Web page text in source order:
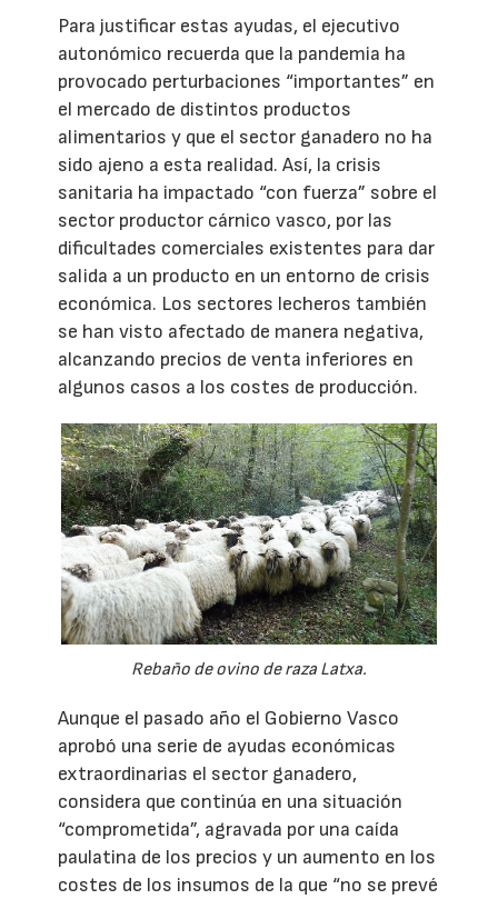
Para justificar estas ayudas, el ejecutivo
autonómico recuerda que la pandemia ha
provocado perturbaciones “importantes” en
el mercado de distintos productos
alimentarios y que el sector ganadero no ha
sido ajeno a esta realidad. Así, la crisis
sanitaria ha impactado “con fuerza” sobre el
sector productor cárnico vasco, por las
dificultades comerciales existentes para dar
salida a un producto en un entorno de crisis
económica. Los sectores lecheros también
se han visto afectado de manera negativa,
alcanzando precios de venta inferiores en
algunos casos a los costes de producción.
Rebaño de ovino de raza Latxa.
Aunque el pasado año el Gobierno Vasco
aprobó una serie de ayudas económicas
extraordinarias el sector ganadero,
considera que continúa en una situación
“comprometida”, agravada por una caída
paulatina de los precios y un aumento en los
costes de los insumos de la que “no se prevé